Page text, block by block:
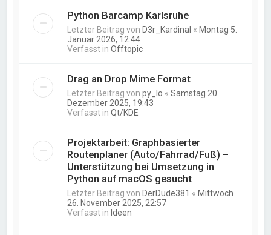
Python Barcamp Karlsruhe
Letzter Beitrag von D3r_Kardinal « Montag 5.
Januar 2026, 12:44
Verfasst inOfftopic
Drag an Drop Mime Format
Letzter Beitrag vonpy_lo «Samstag 20.
Dezember 2025, 19:43
Verfasst inQt/KDE
Projektarbeit: Graphbasierter
Routenplaner (Auto/Fahrrad/Fuß) –
Unterstützung bei Umsetzung in
Python auf macOS gesucht
Letzter Beitrag von DerDude381 « Mittwoch
26. November 2025, 22:57
Verfasst in Ideen